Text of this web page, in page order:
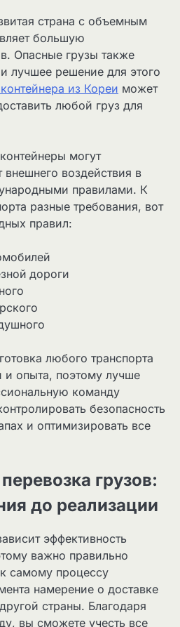
страна с объемным
большую
Опасные грузы также
лучшее решение для этого
из Кореи может
любой груз для
могут
внешнего воздействия в
правилами. К
разные требования, вот
правил:
дороги
любого транспорта
и опыта, поэтому лучше
команду
безопасность
и оптимизировать все
грузов:
до реализации
эффективность
важно правильно
самому процессу
намерение о доставке
страны. Благодаря
вы сможете учесть все